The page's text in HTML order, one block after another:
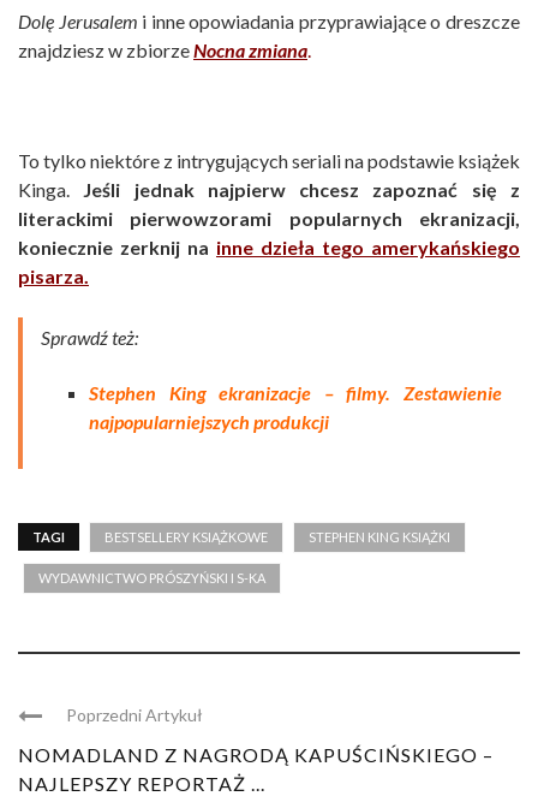
Dolę Jerusalem i inne opowiadania przyprawiające o dreszcze
znajdziesz w zbiorzeNocna zmiana
To tylko niektóre z intrygujących seriali na podstawie książek
Kinga.
Jeśli jednak najpierw chcesz zapoznać się z
literackimi pierwowzorami popularnych ekranizacji,
koniecznie zerknij na inne dzieła tego amerykańskiego
pisarza.
Sprawdź też:
Stephen King ekranizacje – filmy. Zestawienie
najpopularniejszych produkcji
TAGI BESTSELLERY KSIĄŻKOWE STEPHEN KING KSIĄŻKI
WYDAWNICTWO PRÓSZYŃSKI I S-KA
Poprzedni Artykuł
NOMADLAND Z NAGRODĄ KAPUŚCIŃSKIEGO –
NAJLEPSZY REPORTAŻ ...